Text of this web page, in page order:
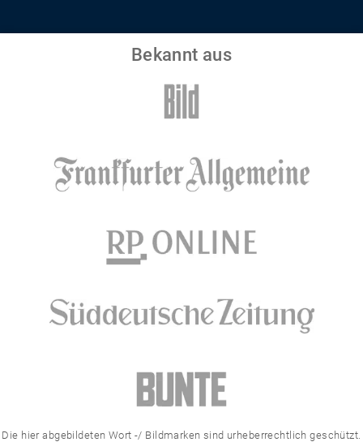
Bekannt aus
Die hier abgebildeten Wort -/ Bildmarken sind urheberrechtlich geschützt.